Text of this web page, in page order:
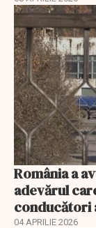
România a
adevărul
conducători
04 APRILIE 2026